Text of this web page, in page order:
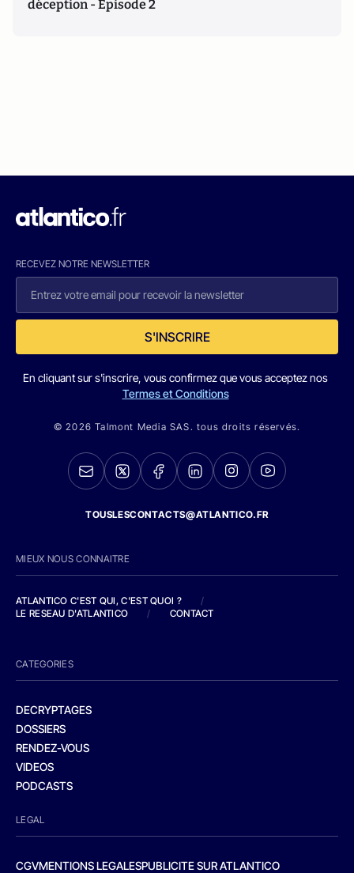
déception - Episode 2
RECEVEZ NOTRE NEWSLETTER
S'INSCRIRE
En cliquant sur s'inscrire, vous confirmez que vous acceptez nos
Termes et Conditions
© 2026 Talmont Media SAS. tous droits réservés.
TOUSLESCONTACTS@ATLANTICO.FR
MIEUX NOUS CONNAITRE
ATLANTICO C'EST QUI, C'EST QUOI ?
/
LE RESEAU D'ATLANTICO
/ CONTACT
CATEGORIES
DECRYPTAGES
DOSSIERS
RENDEZ-VOUS
VIDEOS
PODCASTS
LEGAL
CGVMENTIONS LEGALESPUBLICITE SUR ATLANTICO